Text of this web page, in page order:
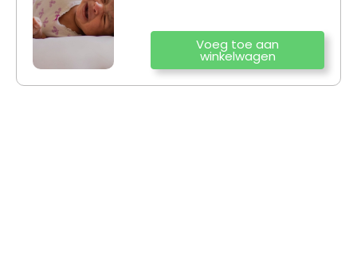
Voeg toe aan
winkelwagen